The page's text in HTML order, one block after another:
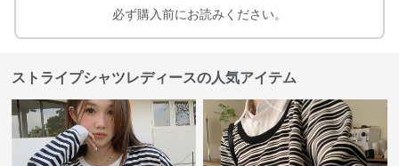
必ず購入前にお読みください。
ストライプシャツレディースの人気アイテム